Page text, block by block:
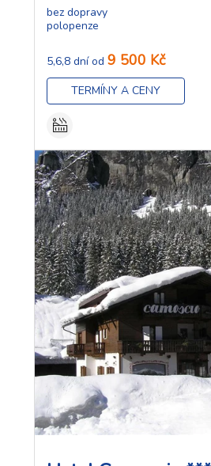
bez dopravy
polopenze
5,6,8 dní od 9 500 Kč
TERMÍNY A CENY